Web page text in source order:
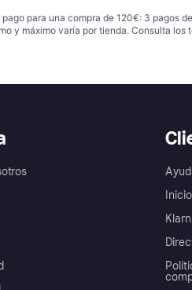
para una compra de 120€: 3 pagos
y máximo varía por tienda. Consulta